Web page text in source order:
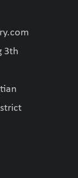
3th